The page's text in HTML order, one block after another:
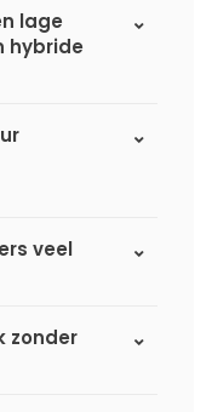
lage
hybride
veel
zonder